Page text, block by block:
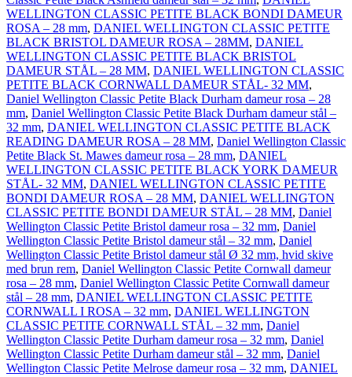
WELLINGTON CLASSIC PETITE BLACK BONDI DAMEUR
ROSA – 28 mm, DANIEL WELLINGTON CLASSIC PETITE
BLACK BRISTOL DAMEUR ROSA – 28MM, DANIEL
WELLINGTON CLASSIC PETITE BLACK BRISTOL
DAMEUR STÅL – 28 MM, DANIEL WELLINGTON CLASSIC
PETITE BLACK CORNWALL DAMEUR STÅL- 32 MM,
Daniel Wellington Classic Petite Black Durham dameur rosa – 28
mm, Daniel Wellington Classic Petite Black Durham dameur stål –
32 mm, DANIEL WELLINGTON CLASSIC PETITE BLACK
READING DAMEUR ROSA – 28 MM, Daniel Wellington Classic
Petite Black St. Mawes dameur rosa – 28 mm, DANIEL
WELLINGTON CLASSIC PETITE BLACK YORK DAMEUR
STÅL- 32 MM, DANIEL WELLINGTON CLASSIC PETITE
BONDI DAMEUR ROSA – 28 MM, DANIEL WELLINGTON
CLASSIC PETITE BONDI DAMEUR STÅL – 28 MM, Daniel
Wellington Classic Petite Bristol dameur rosa – 32 mm, Daniel
Wellington Classic Petite Bristol dameur stål – 32 mm, Daniel
Wellington Classic Petite Bristol dameur stål Ø 32 mm, hvid skive
med brun rem, Daniel Wellington Classic Petite Cornwall dameur
rosa – 28 mm, Daniel Wellington Classic Petite Cornwall dameur
stål – 28 mm, DANIEL WELLINGTON CLASSIC PETITE
CORNWALL I ROSA – 32 mm, DANIEL WELLINGTON
CLASSIC PETITE CORNWALL STÅL – 32 mm, Daniel
Wellington Classic Petite Durham dameur rosa – 32 mm, Daniel
Wellington Classic Petite Durham dameur stål – 32 mm, Daniel
Wellington Classic Petite Melrose dameur rosa – 32 mm, DANIEL